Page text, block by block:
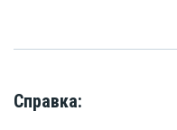
Справка: